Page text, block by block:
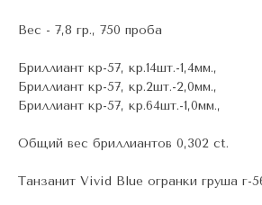
Вес - 7,8 гр., 750 проба
Бриллиант кр-57, кр.14шт.-1,4мм.,
Бриллиант кр-57, кр.2шт.-2,0мм.,
Бриллиант кр-57, кр.64шт.-1,0мм.,
Общий вес бриллиантов 0,302 ct.
Танзанит Vivid Blue огранки груша г-